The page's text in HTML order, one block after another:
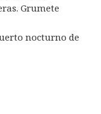
Grumete
nocturno de